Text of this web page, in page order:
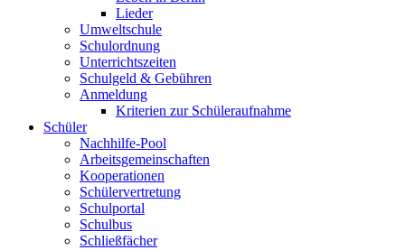
Lieder
Umweltschule
Schulordnung
Unterrichtszeiten
Schulgeld & Gebühren
Anmeldung
Kriterien zur Schüleraufnahme
Schüler
Nachhilfe-Pool
Arbeitsgemeinschaften
Kooperationen
Schülervertretung
Schulportal
Schulbus
Schließfächer